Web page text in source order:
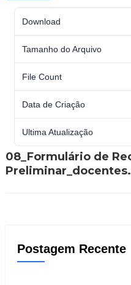
Download
Tamanho do Arquivo
File Count
Data de Criação
Ultima Atualização
08_Formulário de
Postagem Recente